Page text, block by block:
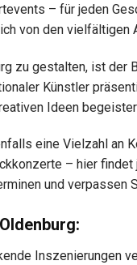
– für jeden
von den vielfältigen
zu gestalten, ist der
Künstler
Ideen
eine Vielzahl an
– hier
und verpassen
Inszenierungen